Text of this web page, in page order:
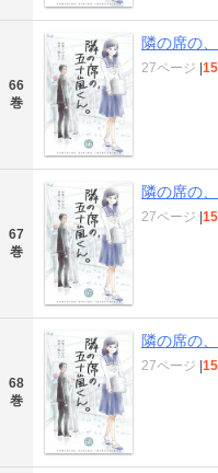
66
巻
隣の席の
27ページ |
67
巻
隣の席の
27ページ |
68
巻
隣の席の
27ページ |